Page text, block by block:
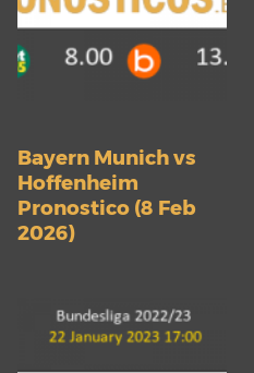
Bayern Munich vs
Hoffenheim
Pronostico (8 Feb
2026)